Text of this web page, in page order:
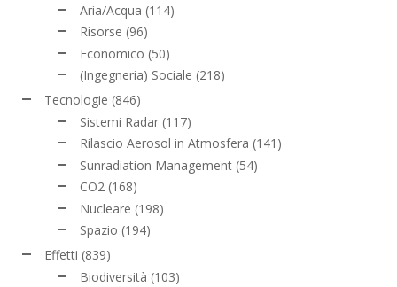
Aria/Acqua (114)
Risorse (96)
Economico (50)
(Ingegneria) Sociale (218)
Tecnologie (846)
Sistemi Radar (117)
Rilascio Aerosol in Atmosfera (141)
Sunradiation Management (54)
CO2 (168)
Nucleare (198)
Spazio (194)
Effetti (839)
Biodiversità (103)